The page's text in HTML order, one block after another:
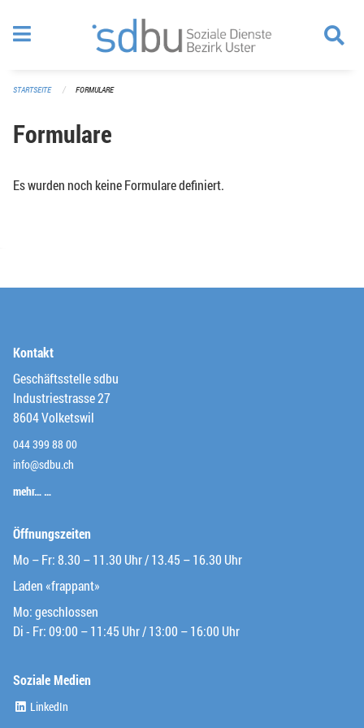
STARTSEITE FORMULARE
Formulare
Es wurden noch keine Formulare definiert.
Kontakt
Geschäftsstelle sdbu
Industriestrasse 27
8604 Volketswil
044 399 88 00
info@sdbu.ch
mehr… …
Öffnungszeiten
Mo – Fr: 8.30 – 11.30 Uhr / 13.45 – 16.30 Uhr
Laden «frappant»
Mo: geschlossen
Di - Fr: 09:00 – 11:45 Uhr / 13:00 – 16:00 Uhr
Soziale Medien
LinkedIn